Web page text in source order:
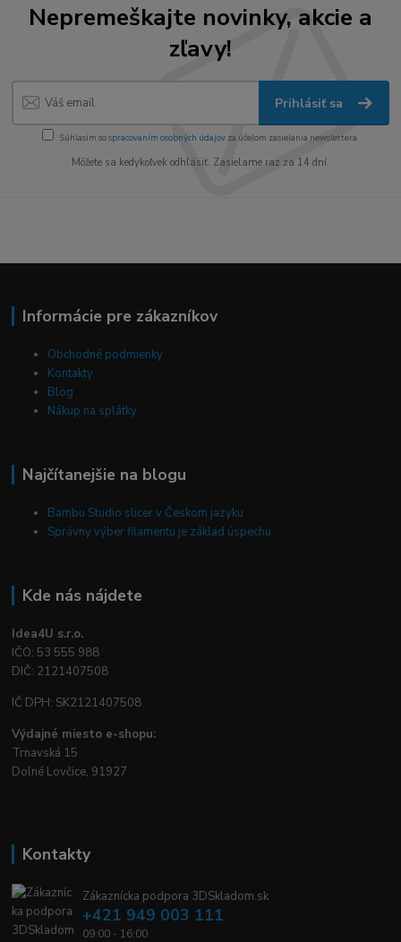
Nepremeškajte novinky, akcie a
zľavy!
Prihlásiť sa
Súhlasím sospracovaním osobných údajov za účelom zasielania newslettera.
Môžete sa kedykoľvek odhlásiť. Zasielame raz za 14 dní.
Informácie pre zákazníkov
Obchodné podmienky
Kontakty
Blog
Nákup na splátky
Najčítanejšie na blogu
Bambu Studio slicer v Českom jazyku
Správny výber filamentu je základ úspechu
Kde nás nájdete
Idea4U s.r.o.
IČO: 53 555 988
DIČ: 2121407508
IČ DPH: SK2121407508
Výdajné miesto e-shopu:
Trnavská 15
Dolné Lovčice, 91927
Kontakty
Zákaznícka podpora 3DSkladom.sk
+421 949 003 111
09:00 - 16:00